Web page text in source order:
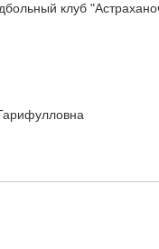
клуб